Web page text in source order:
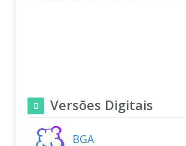
Versões Digitais
BGA